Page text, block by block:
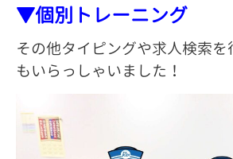
▼個別トレーニング
その他タイピングや求人検索
もいらっしゃいました！